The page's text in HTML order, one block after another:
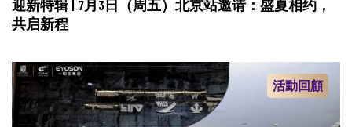
迎新特辑 | 7月3日（周五）北京站邀请：盛夏相约，
共启新程
活動回顧